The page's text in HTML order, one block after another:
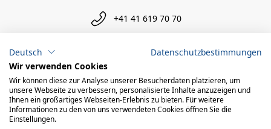
+41 41 619 70 70
info@engelberger.ch
Deutsch
Datenschutzbestimmungen
Wir verwenden Cookies
Wir können diese zur Analyse unserer Besucherdaten platzieren, um
unsere Webseite zu verbessern, personalisierte Inhalte anzuzeigen und
Ihnen ein großartiges Webseiten-Erlebnis zu bieten. Für weitere
Informationen zu den von uns verwendeten Cookies öffnen Sie die
Einstellungen.